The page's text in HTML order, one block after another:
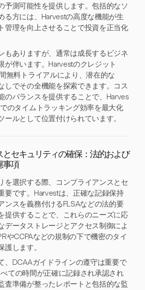
予測可能性を提供します。包括的なソ
る方には、Harvestの高度な機能が生
管理を向上させることで投資を正当化
もありますが、通常は成長するビジネ
が伴います。Harvestのクレジット
無料トライアルにより、潜在的な
しでその全機能を探索できます。コス
のバランスを提供することで、Harves
のタイムトラッキング効率を最大化
ールとして位置付けられています。
とセキュリティの確保：法的および
事項
を選択する際、コンプライアンスとセ
要です。Harvestは、正確な記録保持
ンスを義務付けるFLSAなどの法的要
提供することで、これらのニーズに応
データストレージとアクセス制御によ
やCCPAなどの規制の下で機密のタイ
護します。
、DCAAガイドラインの遵守は重要で
ての時間が正確に記録され承認され
査準備が整ったレポートと包括的な監